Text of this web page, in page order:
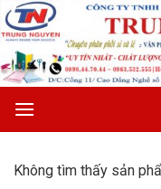
Skip
to
content
Không tìm thấy sản